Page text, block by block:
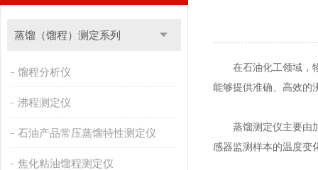
蒸馏（馏程）测定系列
馏程分析仪
沸程测定仪
石油产品常压蒸馏特性测定仪
焦化粘油馏程测定仪
在石油化工领域，物
能够提供准确、高效的
蒸馏测定仪主要由加
感器监测样本的温度变